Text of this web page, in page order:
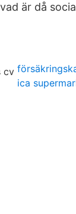
är då
ica